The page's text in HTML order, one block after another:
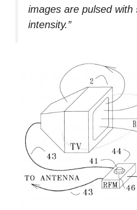
images are pulsed with
intensity.”